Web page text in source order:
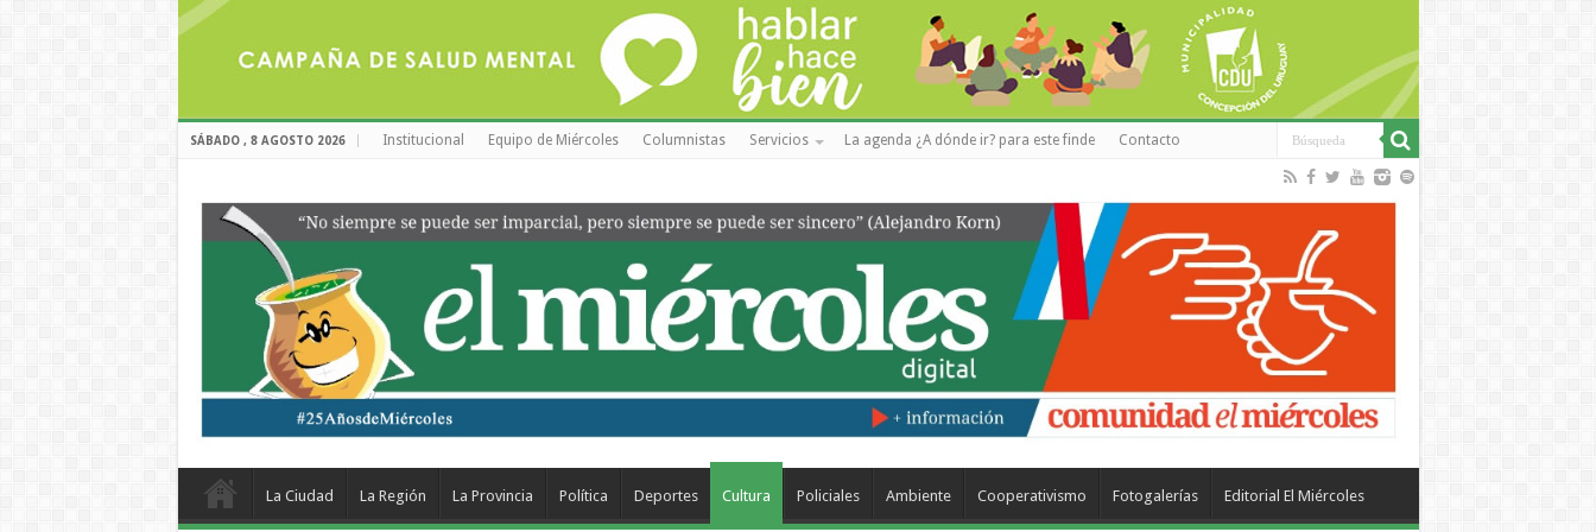
SÁBADO , 8 AGOSTO 2026 Institucional Equipo de Miércoles Columnistas Servicios La agenda ¿A dónde ir? para este finde Contacto
La Ciudad La Región La Provincia Política Deportes Cultura Policiales Ambiente Cooperativismo Fotogalerías Editorial El Miércoles